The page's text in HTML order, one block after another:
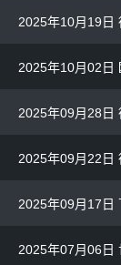
2025年10月19日
2025年09月28日
2025年09月22日
2025年07月06日